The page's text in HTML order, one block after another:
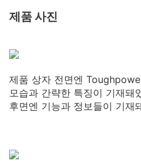
제품 사진
제품 상자 전면엔
모습과 간략한 특징이 기재돼
후면엔 기능과 정보들이 기재